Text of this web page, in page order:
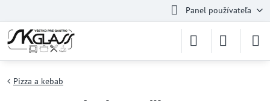
Panel používateľa
Pizza a kebab